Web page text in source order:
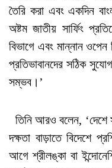
তৈরি করা এবং একদিন
অষ্টম জাতীয় সার্ফিং
বিভাগে এবং মান্নান
প্রতিভাবানদের সঠিক
সম্ভব।’
তিনি আরও বলেন, ‘দেশে
দক্ষতা বাড়াতে বিদেশে
আগে শ্রীলঙ্কা বা